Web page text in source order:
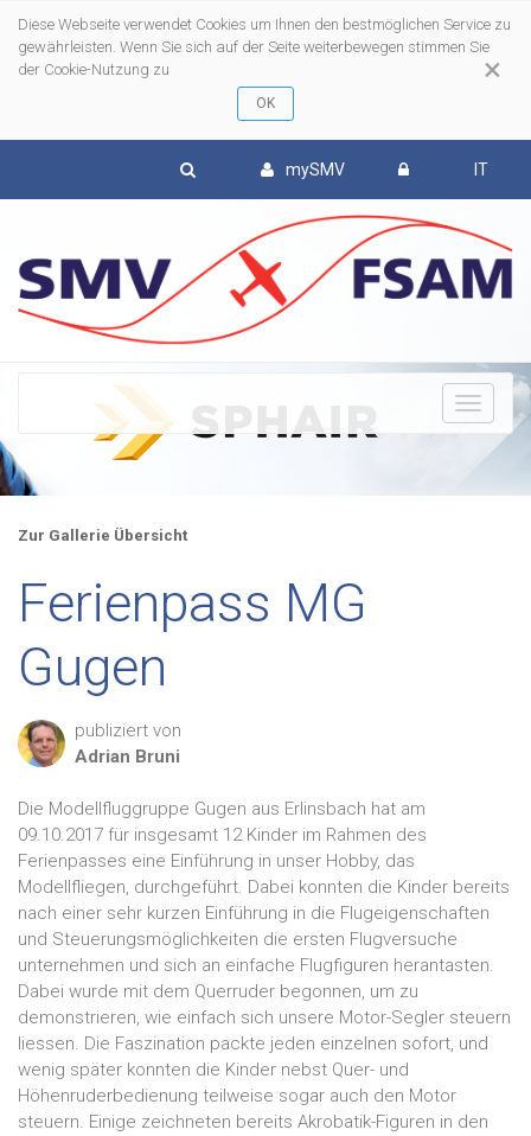
×
Diese Webseite verwendet Cookies um Ihnen den bestmöglichen Service zu
gewährleisten. Wenn Sie sich auf der Seite weiterbewegen stimmen Sie
der Cookie-Nutzung zu
mySMV IT
Zur Gallerie Übersicht
Ferienpass MG
Gugen
publiziert von
Adrian Bruni
Die Modellfluggruppe Gugen aus Erlinsbach hat am
09.10.2017 für insgesamt 12 Kinder im Rahmen des
Ferienpasses eine Einführung in unser Hobby, das
Modellfliegen, durchgeführt. Dabei konnten die Kinder bereits
nach einer sehr kurzen Einführung in die Flugeigenschaften
und Steuerungsmöglichkeiten die ersten Flugversuche
unternehmen und sich an einfache Flugfiguren herantasten.
Dabei wurde mit dem Querruder begonnen, um zu
demonstrieren, wie einfach sich unsere Motor-Segler steuern
liessen. Die Faszination packte jeden einzelnen sofort, und
wenig später konnten die Kinder nebst Quer- und
Höhenruderbedienung teilweise sogar auch den Motor
steuern. Einige zeichneten bereits Akrobatik-Figuren in den